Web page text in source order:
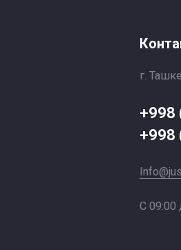
г.
+998
+998
С 09:00